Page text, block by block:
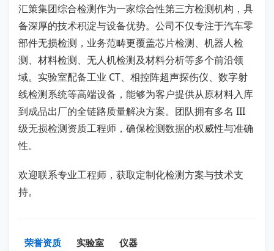
汇策集团综合检测作为一家综合性第三方检测机构，具
备深厚的技术积淀与设备优势。公司不仅专注于汽车零
部件无损检测，业务范畴更覆盖芯片检测、机器人检
测、材料检测、无人机检测及材料分析等多个前沿领
域。实验室配备工业 CT、相控阵超声探伤仪、数字射
线检测系统等高端设备，能够为客户提供从原材料入库
到成品出厂的全链路质量解决方案。团队拥有多名 III
级无损检测资质工程师，确保检测数据的权威性与准确
性。
欢迎联系专业工程师，获取定制化检测方案与技术支
持。
荣誉资质 实验室 仪器